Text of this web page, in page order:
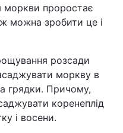
моркви проростає
можна зробити це і
розсади
моркву в
грядки. Причому,
коренеплід
і восени.